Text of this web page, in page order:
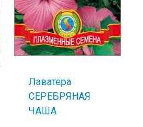
Лаватера
СЕРЕБРЯНАЯ
ЧАША